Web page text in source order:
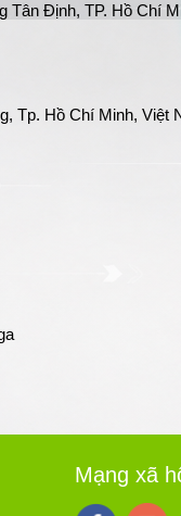
Tân Định, TP. Hồ Chí
Tp. Hồ Chí Minh, Việt
Mạng xã